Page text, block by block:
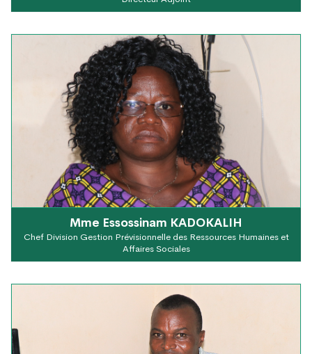
Mme Essossinam KADOKALIH
Chef Division Gestion Prévisionnelle des Ressources Humaines et
Affaires Sociales